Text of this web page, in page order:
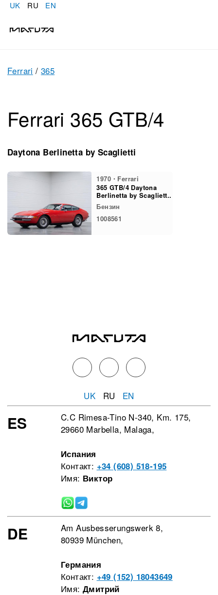
UK RU EN
Ferrari / 365
Ferrari 365 GTB/4
Daytona Berlinetta by Scaglietti
1970・Ferrari
365 GTB/4 Daytona
Berlinetta by Scagliett..
Бензин
1008561
UK RU EN
ES
C.C Rimesa-Tino N-340, Km. 175,
29660 Marbella, Malaga,
Испания
Контакт: +34 (608) 518-195
Имя: Виктор
DE
Am Ausbesserungswerk 8,
80939 München,
Германия
Контакт: +49 (152) 18043649
Имя: Дмитрий